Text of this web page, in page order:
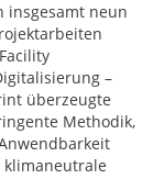
insgesamt neun
–
überzeugte
Methodik,